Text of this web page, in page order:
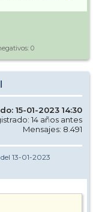
0
15-01-2023 14:30
14 años antes
Mensajes: 8.491
del 13-01-2023